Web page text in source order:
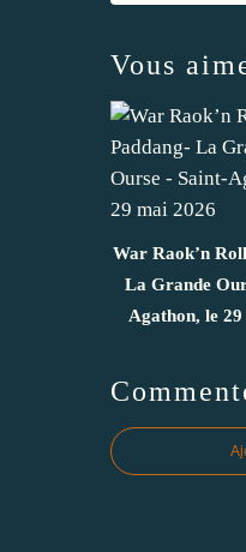
Vous
War Raok’n
La Grande
Agathon, le